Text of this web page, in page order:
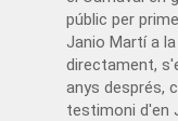
públic per
Janio Martí a
directament,
anys després,
testimoni d'en